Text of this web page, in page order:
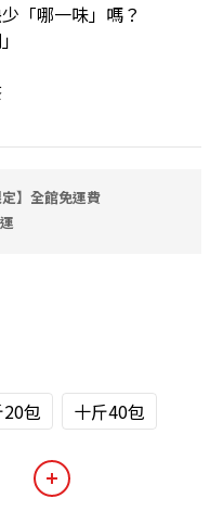
「哪一味」嗎？
】全館免運費
20包 十斤40包